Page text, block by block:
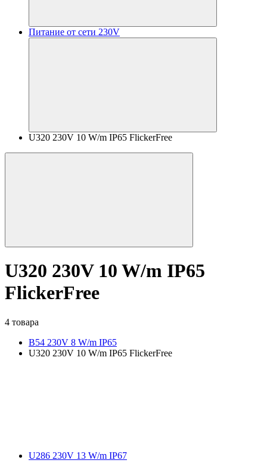
Питание от сети 230V
U320 230V 10 W/m IP65 FlickerFree
U320 230V 10 W/m IP65
FlickerFree
4 товара
B54 230V 8 W/m IP65
U320 230V 10 W/m IP65 FlickerFree
U286 230V 13 W/m IP67